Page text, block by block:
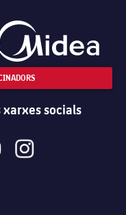
xarxes socials
instagram